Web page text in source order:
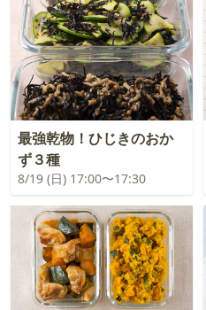
最強乾物！ひじきのおか
ず３種
8/19 (日) 17:00〜17:30